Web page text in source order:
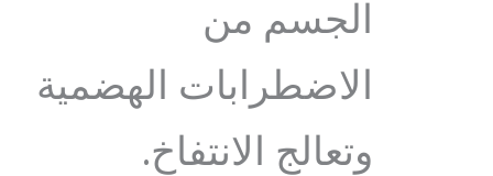
الجسم من
الاضطرابات الهضمية
وتعالج الانتفاخ.